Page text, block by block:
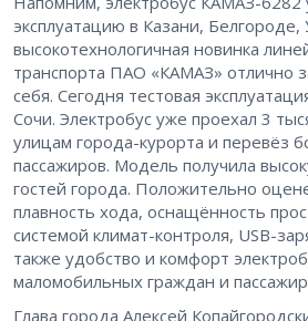
эксплуатацию в Казани,
высокотехнологичная новинка
транспорта ПАО «КАМАЗ» отлично
себя. Сегодня тестовая
Сочи. Электробус уже проехал 3
улицам города-курорта и перевёз
пассажиров. Модель получила
гостей города. Положительно
плавность хода, оснащённость
системой климат-контроля, USB-
также удобство и комфорт
маломобильных граждан и
Глава города Алексей